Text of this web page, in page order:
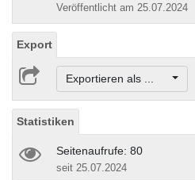
Veröffentlicht am 25.07.2024
Export
Exportieren als ...
Statistiken
Seitenaufrufe: 80
seit 25.07.2024